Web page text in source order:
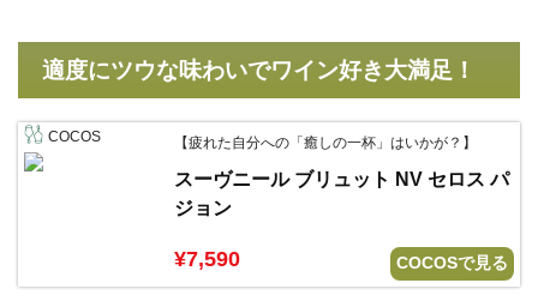
適度にツウな味わいでワイン好き大満足！
COCOS 【疲れた自分への「癒しの一杯」はいかが？】
スーヴニール ブリュット NV セロス パ
ジョン
¥7,590 COCOSで見る